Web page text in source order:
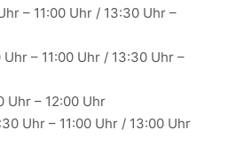
– 11:00 Uhr / 13:30 Uhr –
Uhr – 11:00 Uhr / 13:30 Uhr –
Uhr – 12:00 Uhr
Uhr – 11:00 Uhr / 13:00 Uhr